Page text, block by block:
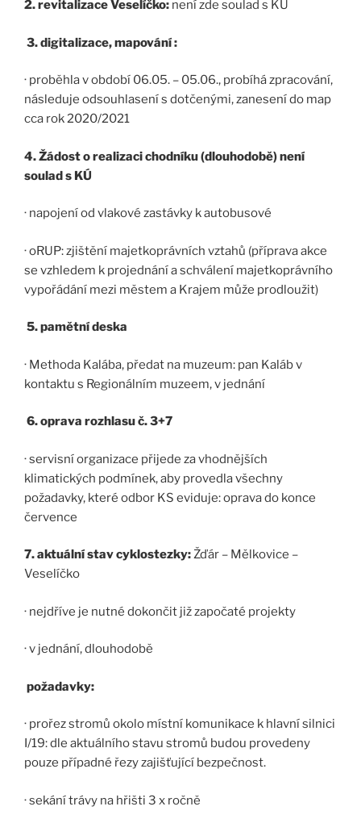
2. revitalizace Veselíčko: není zde soulad s KÚ
3. digitalizace, mapování :
· proběhla v období 06.05. – 05.06., probíhá zpracování,
následuje odsouhlasení s dotčenými, zanesení do map
cca rok 2020/2021
4. Žádost o realizaci chodníku (dlouhodobě) není
soulad s KÚ
· napojení od vlakové zastávky k autobusové
· oRUP: zjištění majetkoprávních vztahů (příprava akce
se vzhledem k projednání a schválení majetkoprávního
vypořádání mezi městem a Krajem může prodloužit)
5. pamětní deska
· Methoda Kalába, předat na muzeum: pan Kaláb v
kontaktu s Regionálním muzeem, v jednání
6. oprava rozhlasu č. 3+7
· servisní organizace přijede za vhodnějších
klimatických podmínek, aby provedla všechny
požadavky, které odbor KS eviduje: oprava do konce
července
7. aktuální stav cyklostezky:Žďár – Mělkovice –
Veselíčko
· nejdříve je nutné dokončit již započaté projekty
· v jednání, dlouhodobě
požadavky:
· prořez stromů okolo místní komunikace k hlavní silnici
I/19: dle aktuálního stavu stromů budou provedeny
pouze případné řezy zajišťující bezpečnost.
· sekání trávy na hřišti 3 x ročně